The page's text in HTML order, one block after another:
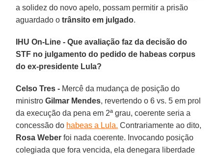
a solidez do novo apelo, possam permitir a prisão
aguardado o trânsito em julgado.
IHU On-Line - Que avaliação faz da decisão do
STF no julgamento do pedido de habeas corpus
do ex-presidente Lula?
Celso Tres - Mercê da mudança de posição do
ministroGilmar Mendes, revertendo o 6 vs. 5 em prol
da execução da pena em 2ª grau, coerente seria a
concessão do habeas a Lula. Contrariamente ao dito,
Rosa Weber foi nada coerente. Invocando posição
colegiada que fora vencida, ela denegara liberdade